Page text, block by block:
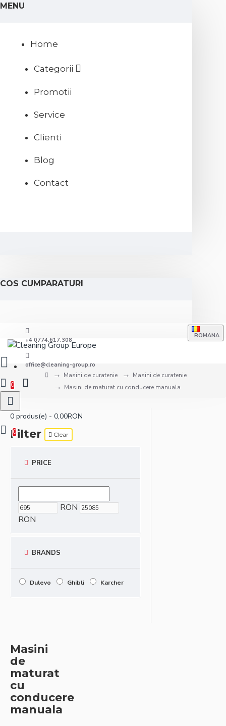
MENU
Home
Categorii
Promotii
Service
Clienti
Blog
Contact
COS CUMPARATURI
+4 0774.617.308
office@cleaning-group.ro
ROMANA
0
0 produs(e) - 0,00RON
0
Masini de curatenie
Masini de curatenie
Masini de maturat cu conducere manuala
Filter Clear
PRICE
RON
RON
BRANDS
Dulevo Ghibli Karcher
Masini
de
maturat
cu
conducere
manuala